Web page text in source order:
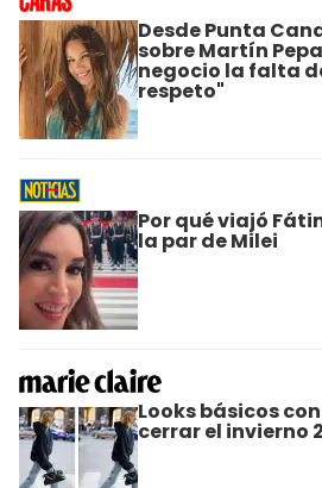
Desde Punta
sobre Martín
negocio la falta
respeto"
Por qué viajó
la par de Milei
Looks básicos
cerrar el invierno